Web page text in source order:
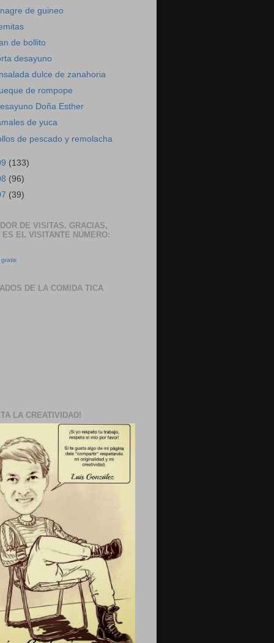
de guineo
de bollito
desayuno
dulce de zanahoria
de rompope
Doña Esther
de yuca
de pescado y remolacha
(133)
(96)
(39)
DE VISITAS. GRACIAS,
ES EL VISITANTE NÚMERO:
DE LA COMIDA TICA
LA CREATIVIDAD!